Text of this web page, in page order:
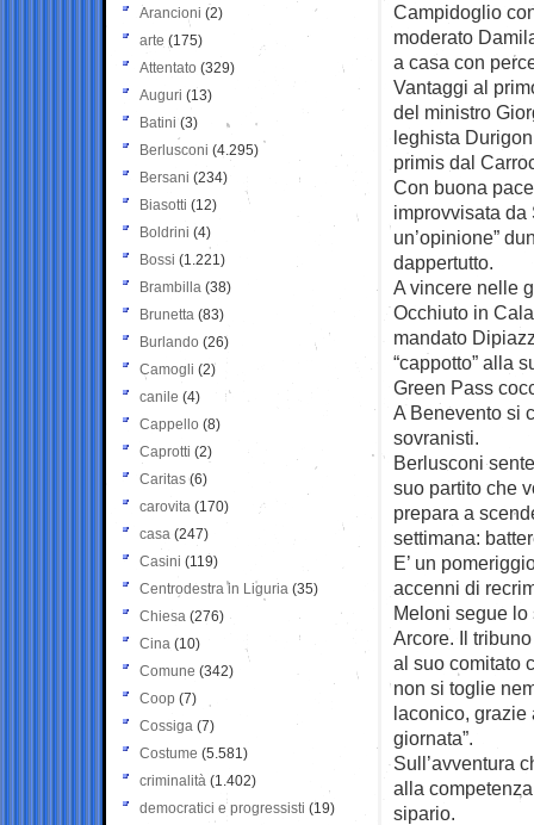
Campidoglio
moderato
a casa con
Vantaggi al
del ministro
leghista
primis dal
Con buona
improvvisata da
un’opinione”
dappertutto.
A vincere nelle
Occhiuto in
mandato
“cappotto” alla
Green Pass
A Benevento si
sovranisti.
Berlusconi
suo partito che
prepara a
settimana:
E’ un
accenni di
Meloni segue lo
Arcore. Il
al suo comitato
non si toglie
laconico, grazie
giornata”.
Sull’avventura
alla
sipario.
Arancioni (2)
arte (175)
Attentato (329)
Auguri (13)
Batini (3)
Berlusconi (4.295)
Bersani (234)
Biasotti (12)
Boldrini (4)
Bossi (1.221)
Brambilla (38)
Brunetta (83)
Burlando (26)
Camogli (2)
canile (4)
Cappello (8)
Caprotti (2)
Caritas (6)
carovita (170)
casa (247)
Casini (119)
Centrodestra in Liguria (35)
Chiesa (276)
Cina (10)
Comune (342)
Coop (7)
Cossiga (7)
Costume (5.581)
criminalità (1.402)
democratici e progressisti (19)